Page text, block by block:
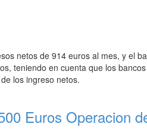
netos de 914 euros al mes, y el
teniendo en cuenta que los
los ingreso netos.
Euros Operacion